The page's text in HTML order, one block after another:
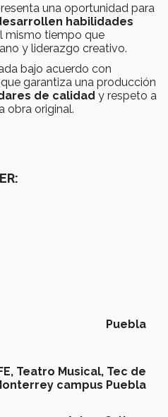
una oportunidad para
habilidades
mismo tiempo que
y liderazgo creativo.
bajo acuerdo con
garantiza una producción
de calidad y respeto a
obra original.
Puebla
Teatro Musical, Tec de
campus Puebla